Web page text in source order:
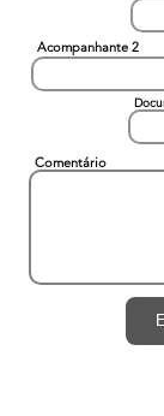
Acompanhante 2
Comentário